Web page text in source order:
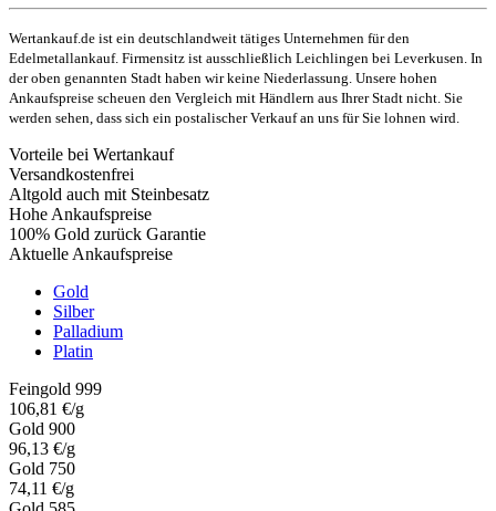
Wertankauf.de ist ein deutschlandweit tätiges Unternehmen für den
Edelmetallankauf. Firmensitz ist ausschließlich Leichlingen bei Leverkusen. In
der oben genannten Stadt haben wir keine Niederlassung. Unsere hohen
Ankaufspreise scheuen den Vergleich mit Händlern aus Ihrer Stadt nicht. Sie
werden sehen, dass sich ein postalischer Verkauf an uns für Sie lohnen wird.
Vorteile bei Wertankauf
Versandkostenfrei
Altgold auch mit Steinbesatz
Hohe Ankaufspreise
100% Gold zurück Garantie
Aktuelle Ankaufspreise
Gold
Silber
Palladium
Platin
Feingold 999
106,81 €/g
Gold 900
96,13 €/g
Gold 750
74,11 €/g